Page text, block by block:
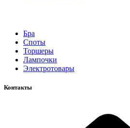
Бра
Споты
Торшеры
Лампочки
Электротовары
Контакты